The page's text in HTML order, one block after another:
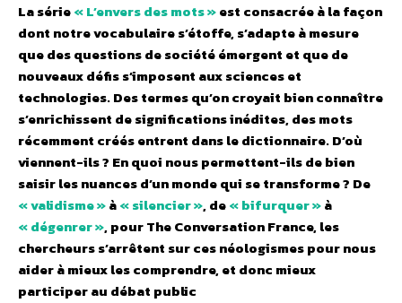
La série« L’envers des mots »est consacrée à la façon
dont notre vocabulaire s’étoffe, s’adapte à mesure
que des questions de société émergent et que de
nouveaux défis s’imposent aux sciences et
technologies. Des termes qu’on croyait bien connaître
s’enrichissent de significations inédites, des mots
récemment créés entrent dans le dictionnaire. D’où
viennent-ils ? En quoi nous permettent-ils de bien
saisir les nuances d’un monde qui se transforme ? De
« validisme »à« silencier », de« bifurquer »à
« dégenrer », pour The Conversation France, les
chercheurs s’arrêtent sur ces néologismes pour nous
aider à mieux les comprendre, et donc mieux
participer au débat public